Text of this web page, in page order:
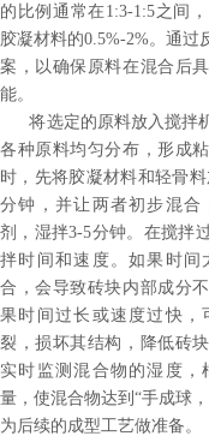
的比例通常在1:3-1:5之间
胶凝材料的0.5%-2%。通过
案，以确保原料在混合后
能。
将选定的原料放入搅拌
各种原料均匀分布，形成
时，先将胶凝材料和轻骨
分钟，并让两者初步混合
剂，湿拌3-5分钟。在搅拌
拌时间和速度。如果时间
合，会导致砖块内部成分
果时间过长或速度过快，
裂，损坏其结构，降低砖
实时监测混合物的湿度，
量，使混合物达到“手成球
为后续的成型工艺做准备。